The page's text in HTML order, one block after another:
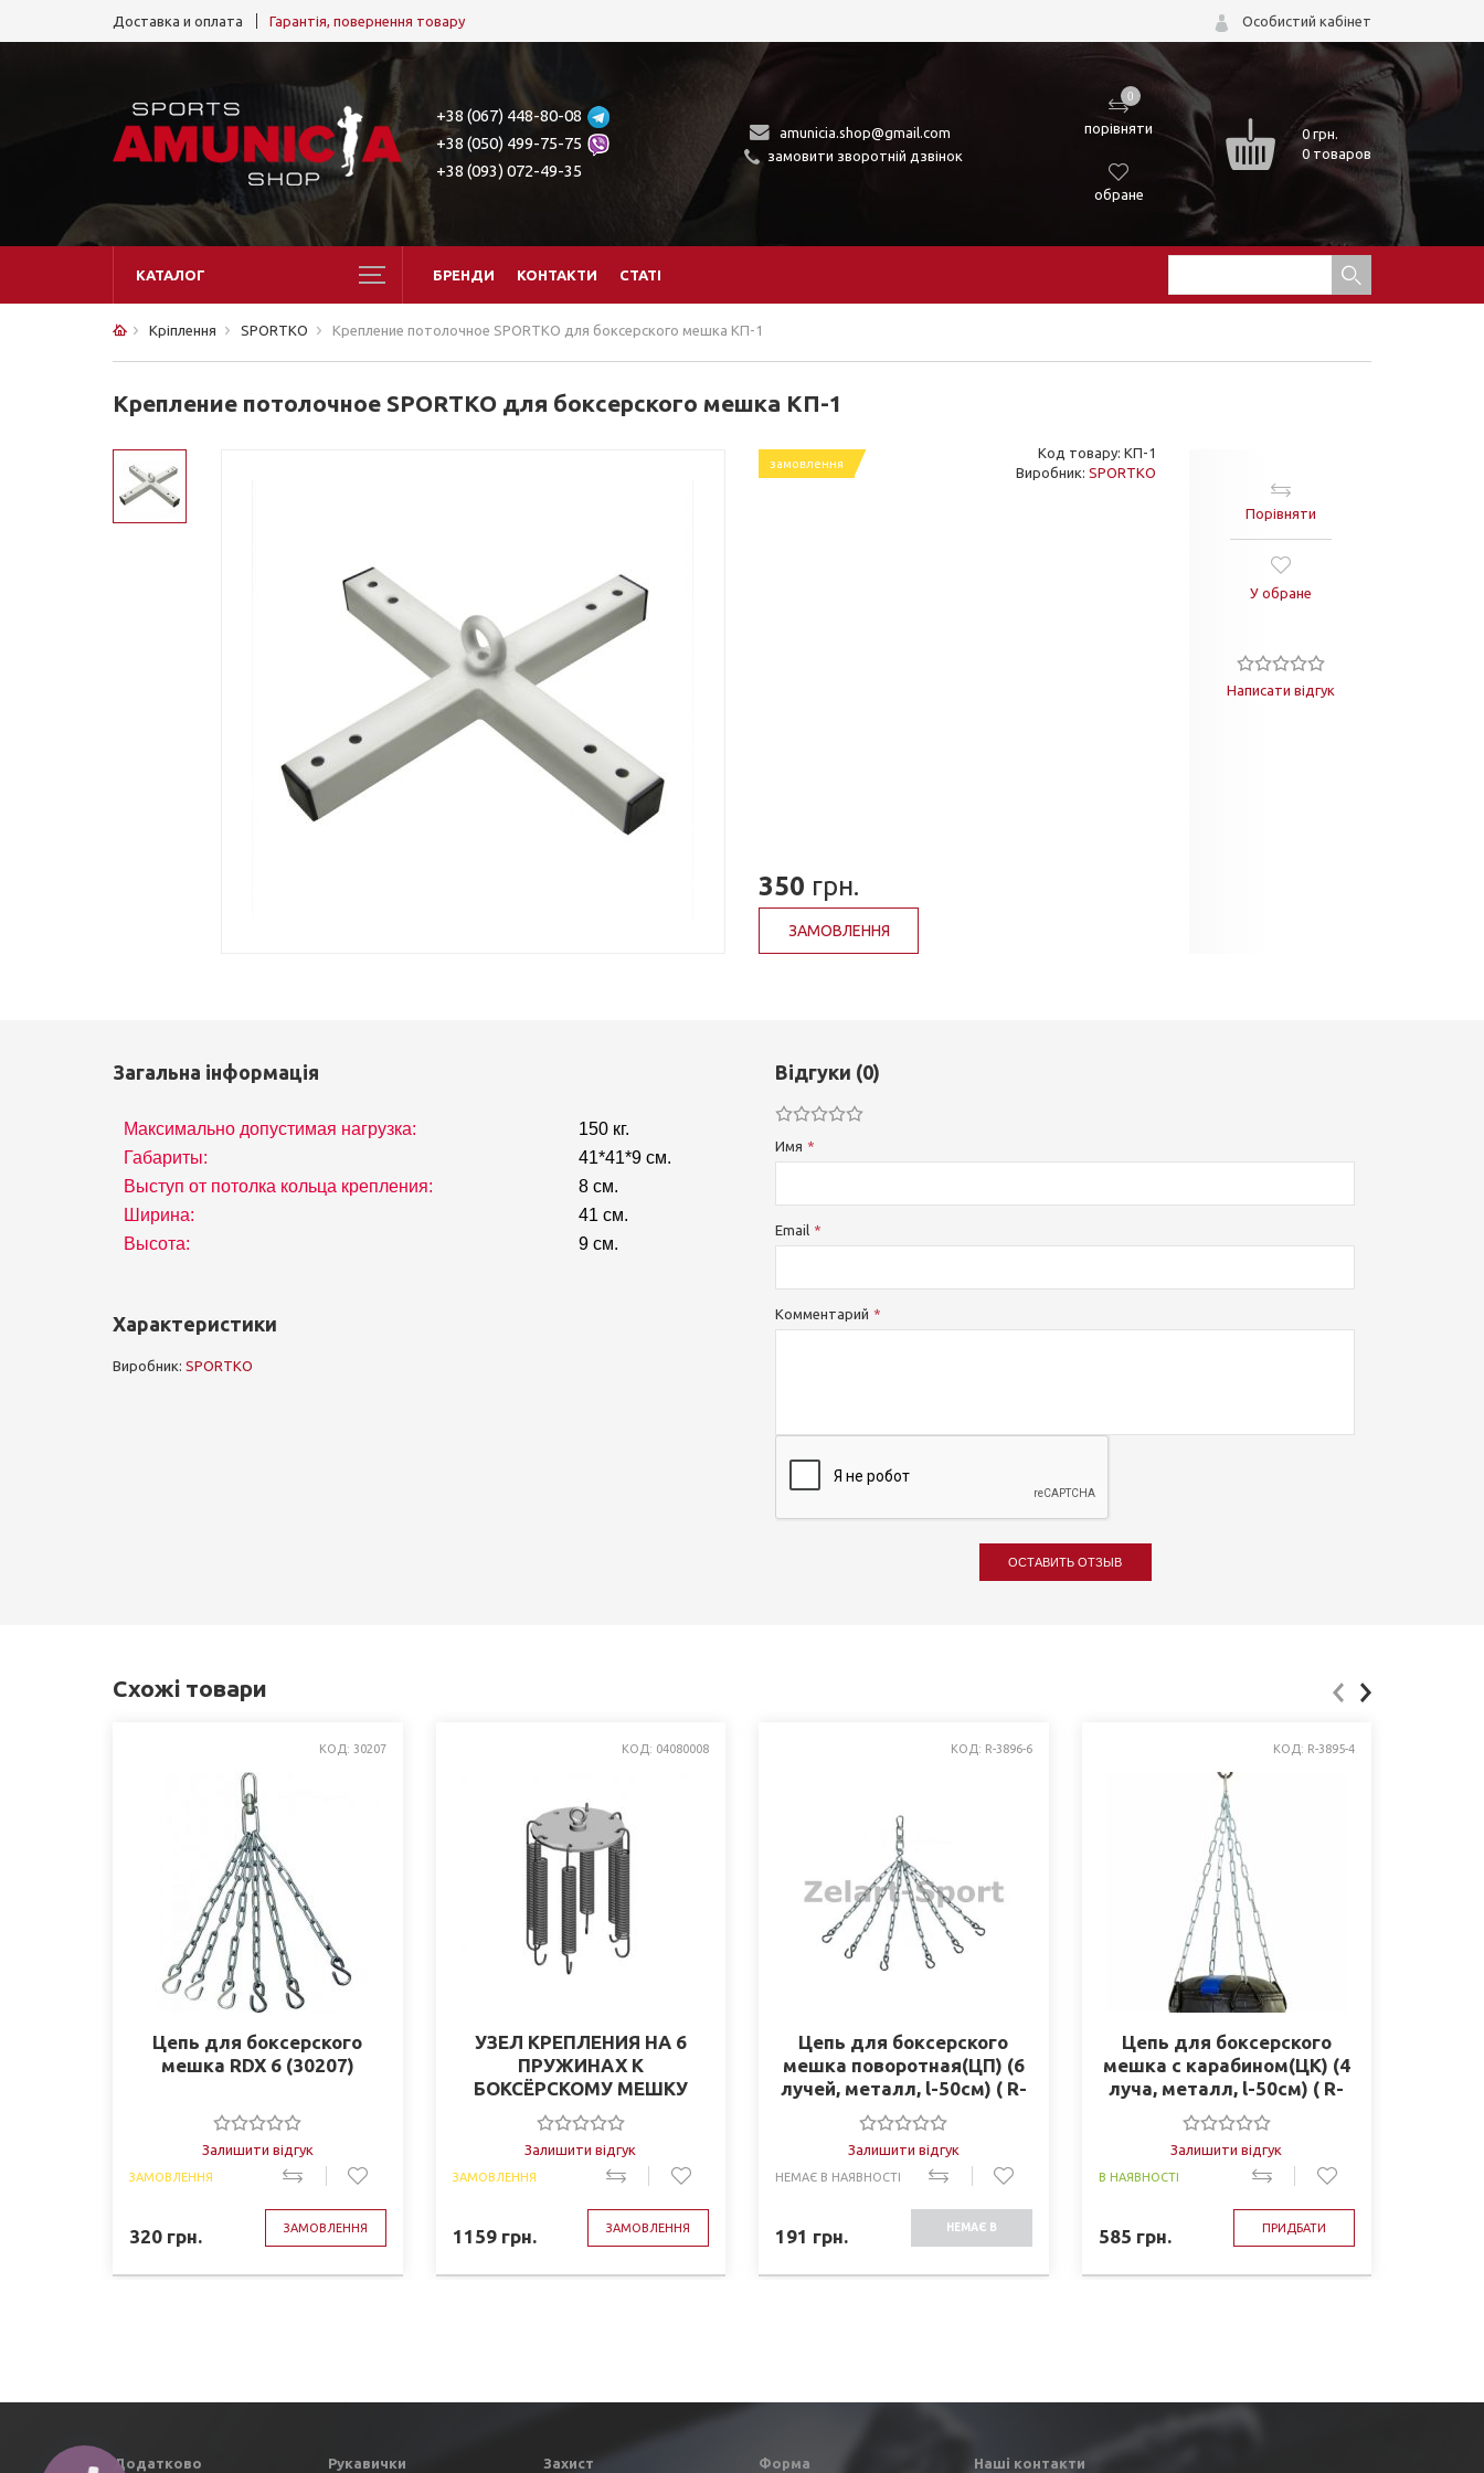
Доставка и оплата Гарантія, повернення товару Особистий кабінет
+38 (067) 448-80-08
+38 (050) 499-75-75
+38 (093) 072-49-35
amunicia.shop@gmail.com
замовити зворотній дзвінок
0
порівняти
обране
0грн.
0 товаров
КАТАЛОГ БРЕНДИ КОНТАКТИ СТАТІ
Кріплення SPORTKO Крепление потолочное SPORTKO для боксерского мешка КП-1
Крепление потолочное SPORTKO для боксерского мешка КП-1
замовлення
Код товару: КП-1
Виробник: SPORTKO
350 грн.
ЗАМОВЛЕННЯ
Порівняти
У обране
Написати відгук
Загальна інформація
Максимально допустимая нагрузка:
150 кг.
Габариты:
41*41*9 см.
Выступ от потолка кольца крепления:
8 см.
Ширина:
41 см.
Высота:
9 см.
Характеристики
Виробник: SPORTKO
Відгуки (0)
Имя
Email
Комментарий
ОСТАВИТЬ ОТЗЫВ
Схожі товари
КОД: 30207
Цепь для боксерского
мешка RDX 6 (30207)
Залишити відгук
ЗАМОВЛЕННЯ
320 грн. ЗАМОВЛЕННЯ
КОД: 04080008
УЗЕЛ КРЕПЛЕНИЯ НА 6
ПРУЖИНАХ К
БОКСЁРСКОМУ МЕШКУ
Залишити відгук
ЗАМОВЛЕННЯ
1159грн. ЗАМОВЛЕННЯ
КОД: R-3896-6
Цепь для боксерского
мешка поворотная(ЦП) (6
лучей, металл, l-50см) ( R-
3896-6)
Залишити відгук
НЕМАЄ В НАЯВНОСТІ
191 грн. НЕМАЄ В
КОД: R-3895-4
Цепь для боксерского
мешка с карабином(ЦК) (4
луча, металл, l-50см) ( R-
3895-4)
Залишити відгук
В НАЯВНОСТІ
585 грн. ПРИДБАТИ
Додатково Рукавички Захист Форма Наші контакти